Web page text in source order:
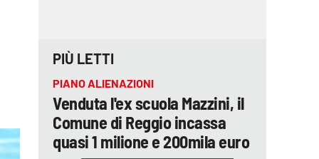
PIÙ LETTI
PIANO ALIENAZIONI
Venduta l'ex scuola Mazzini, il
Comune di Reggio incassa
quasi 1 milione e 200mila euro